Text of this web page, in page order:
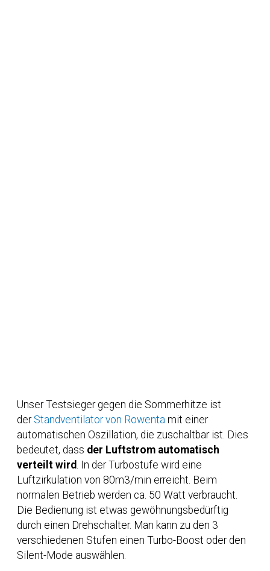
Unser Testsieger gegen die Sommerhitze ist
der Standventilator von Rowenta mit einer
automatischen Oszillation, die zuschaltbar ist. Dies
bedeutet, dass der Luftstrom automatisch
verteilt wird . In der Turbostufe wird eine
Luftzirkulation von 80m3/min erreicht. Beim
normalen Betrieb werden ca. 50 Watt verbraucht.
Die Bedienung ist etwas gewöhnungsbedürftig
durch einen Drehschalter. Man kann zu den 3
verschiedenen Stufen einen Turbo-Boost oder den
Silent-Mode auswählen.